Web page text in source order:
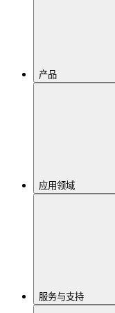
产品
应用领域
服务与支持